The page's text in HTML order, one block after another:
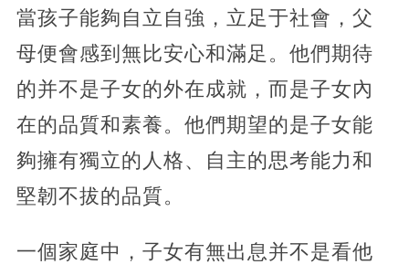
當孩子能夠自立自強，立足于社會，父
母便會感到無比安心和滿足。他們期待
的并不是子女的外在成就，而是子女內
在的品質和素養。他們期望的是子女能
夠擁有獨立的人格、自主的思考能力和
堅韌不拔的品質。
一個家庭中，子女有無出息并不是看他